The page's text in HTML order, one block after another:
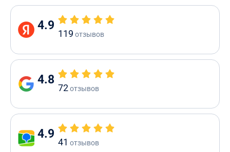
4.9
119 отзывов
4.8
72отзывов
4.9
41 отзывов